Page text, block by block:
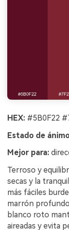
HEX: #5B0F22
Estado de
Mejor para:
Terroso y
secas y la
más fáciles
marrón
blanco roto
aireadas y evita